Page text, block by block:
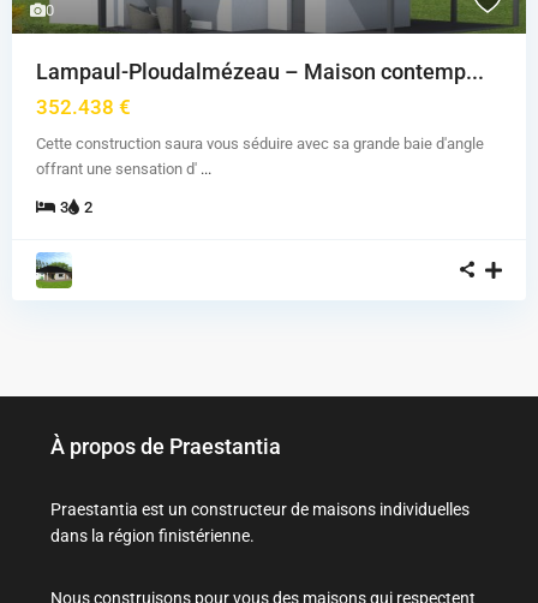
0
Lampaul-Ploudalmézeau – Maison contemp...
352.438 €
Cette construction saura vous séduire avec sa grande baie d'angle
offrant une sensation d' ...
3 2
À propos de Praestantia
Praestantia est un constructeur de maisons individuelles
dans la région finistérienne.
Nous construisons pour vous des maisons qui respectent